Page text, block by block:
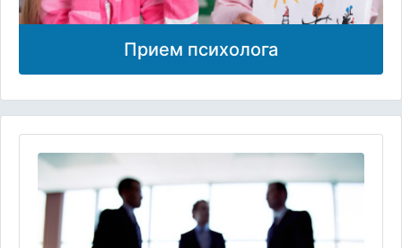
Прием психолога